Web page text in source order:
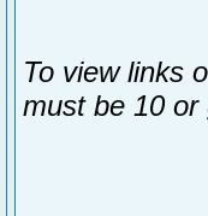
To view links
must be 10 or